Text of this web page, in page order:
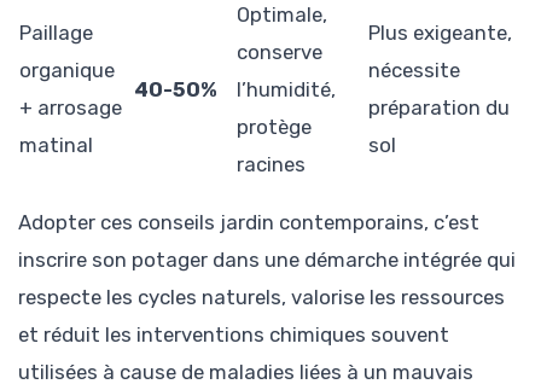
Paillage
organique
+ arrosage
matinal
40-50%
Optimale,
conserve
l’humidité,
protège
racines
Plus exigeante,
nécessite
préparation du
sol
Adopter ces conseils jardin contemporains, c’est
inscrire son potager dans une démarche intégrée qui
respecte les cycles naturels, valorise les ressources
et réduit les interventions chimiques souvent
utilisées à cause de maladies liées à un mauvais